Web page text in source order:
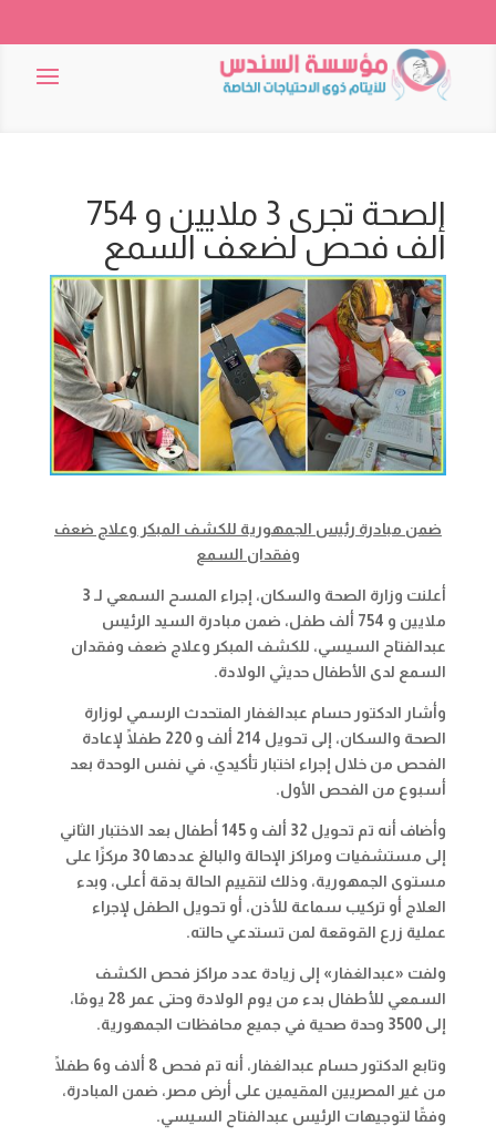
الصحة تجرى 3 ملايين و 754
ألف فحص لضعف السمع
ضمن مبادرة رئيس الجمهورية للكشف المبكر وعلاج ضعف
وفقدان السمع
أعلنت وزارة الصحة والسكان، إجراء المسح السمعي لـ 3
ملايين و 754 ألف طفل، ضمن مبادرة السيد الرئيس
عبدالفتاح السيسي، للكشف المبكر وعلاج ضعف وفقدان
السمع لدى الأطفال حديثي الولادة.
وأشار الدكتور حسام عبدالغفار المتحدث الرسمي لوزارة
الصحة والسكان، إلى تحويل 214 ألف و 220 طفلًا لإعادة
الفحص من خلال إجراء اختبار تأكيدي، في نفس الوحدة بعد
أسبوع من الفحص الأول.
وأضاف أنه تم تحويل 32 ألف و 145 أطفال بعد الاختبار الثاني
إلى مستشفيات ومراكز الإحالة والبالغ عددها 30 مركزًا على
مستوى الجمهورية، وذلك لتقييم الحالة بدقة أعلى، وبدء
العلاج أو تركيب سماعة للأذن، أو تحويل الطفل لإجراء
عملية زرع القوقعة لمن تستدعي حالته.
ولفت «عبدالغفار» إلى زيادة عدد مراكز فحص الكشف
السمعي للأطفال بدء من يوم الولادة وحتى عمر 28 يومًا،
إلى 3500 وحدة صحية في جميع محافظات الجمهورية
.
وتابع الدكتور حسام عبدالغفار، أنه تم فحص 8 ألاف و6 طفلًا
من غير المصريين المقيمين على أرض مصر، ضمن المبادرة،
وفقًا لتوجيهات الرئيس عبدالفتاح السيسي.